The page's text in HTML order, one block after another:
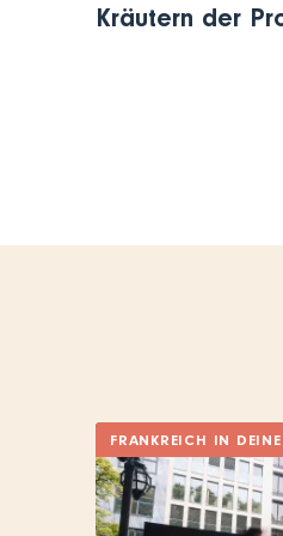
Kräutern der
FRANKREICH IN